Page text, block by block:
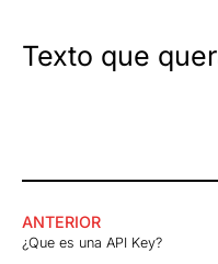
Texto que
ANTERIOR
¿Que es una API Key?